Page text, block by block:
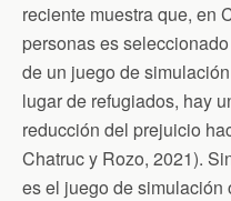
reciente muestra que, en
personas es
de un juego de
lugar de refugiados, hay
reducción del prejuicio
Chatruc y Rozo, 2021).
es el juego de simulación